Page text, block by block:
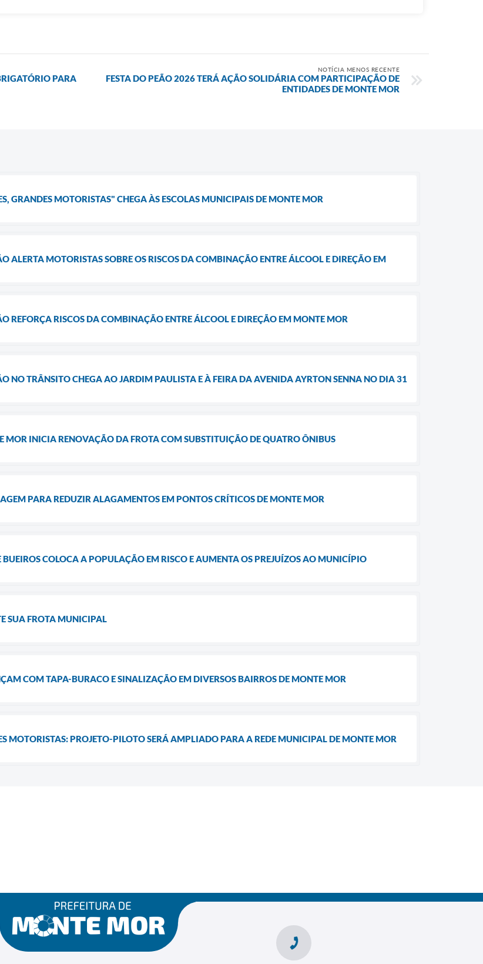
PARA
NOTÍCIA MENOS RECENTE
FESTA DO PEÃO 2026 TERÁ AÇÃO SOLIDÁRIA COM PARTICIPAÇÃO DE
ENTIDADES DE MONTE MOR
GRANDES MOTORISTAS" CHEGA ÀS ESCOLAS MUNICIPAIS DE MONTE MOR
ALERTA MOTORISTAS SOBRE OS RISCOS DA COMBINAÇÃO ENTRE ÁLCOOL E DIREÇÃO EM
REFORÇA RISCOS DA COMBINAÇÃO ENTRE ÁLCOOL E DIREÇÃO EM MONTE MOR
NO TRÂNSITO CHEGA AO JARDIM PAULISTA E À FEIRA DA AVENIDA AYRTON SENNA NO DIA 31
MOR INICIA RENOVAÇÃO DA FROTA COM SUBSTITUIÇÃO DE QUATRO ÔNIBUS
PARA REDUZIR ALAGAMENTOS EM PONTOS CRÍTICOS DE MONTE MOR
BUEIROS COLOCA A POPULAÇÃO EM RISCO E AUMENTA OS PREJUÍZOS AO MUNICÍPIO
SUA FROTA MUNICIPAL
COM TAPA-BURACO E SINALIZAÇÃO EM DIVERSOS BAIRROS DE MONTE MOR
MOTORISTAS: PROJETO-PILOTO SERÁ AMPLIADO PARA A REDE MUNICIPAL DE MONTE MOR